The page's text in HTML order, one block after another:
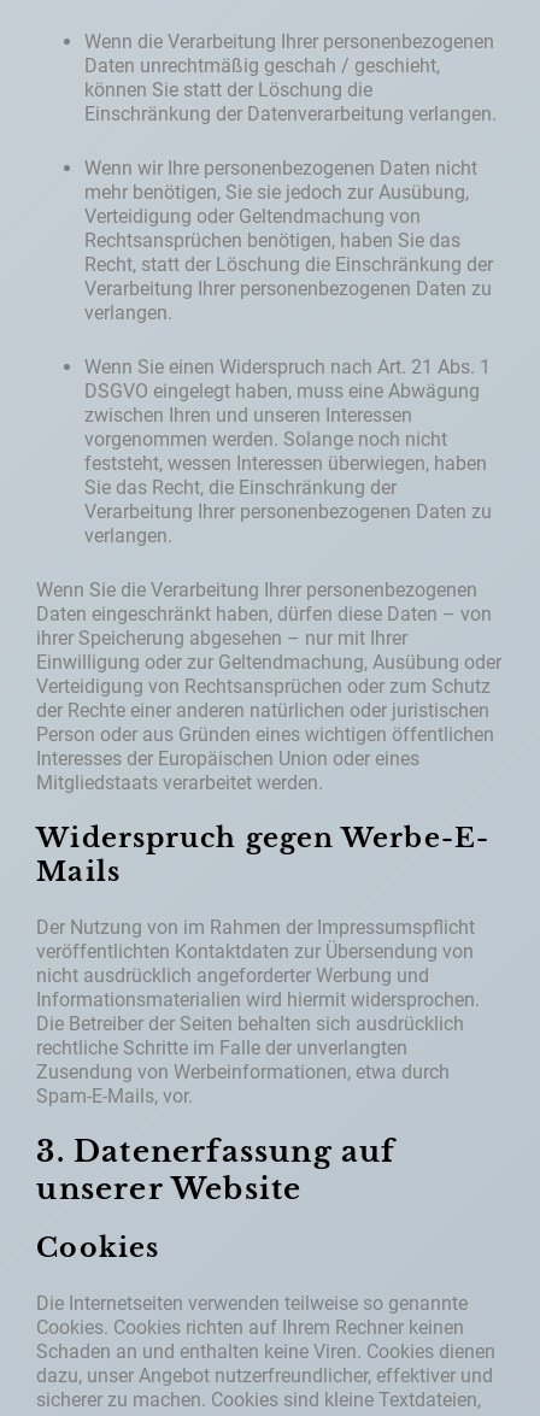
Wenn die Verarbeitung Ihrer personenbezogenen
Daten unrechtmäßig geschah / geschieht,
können Sie statt der Löschung die
Einschränkung der Datenverarbeitung verlangen.
Wenn wir Ihre personenbezogenen Daten nicht
mehr benötigen, Sie sie jedoch zur Ausübung,
Verteidigung oder Geltendmachung von
Rechtsansprüchen benötigen, haben Sie das
Recht, statt der Löschung die Einschränkung der
Verarbeitung Ihrer personenbezogenen Daten zu
verlangen.
Wenn Sie einen Widerspruch nach Art. 21 Abs. 1
DSGVO eingelegt haben, muss eine Abwägung
zwischen Ihren und unseren Interessen
vorgenommen werden. Solange noch nicht
feststeht, wessen Interessen überwiegen, haben
Sie das Recht, die Einschränkung der
Verarbeitung Ihrer personenbezogenen Daten zu
verlangen.
Wenn Sie die Verarbeitung Ihrer personenbezogenen
Daten eingeschränkt haben, dürfen diese Daten – von
ihrer Speicherung abgesehen – nur mit Ihrer
Einwilligung oder zur Geltendmachung, Ausübung oder
Verteidigung von Rechtsansprüchen oder zum Schutz
der Rechte einer anderen natürlichen oder juristischen
Person oder aus Gründen eines wichtigen öffentlichen
Interesses der Europäischen Union oder eines
Mitgliedstaats verarbeitet werden.
Widerspruch gegen Werbe-E-
Mails
Der Nutzung von im Rahmen der Impressumspflicht
veröffentlichten Kontaktdaten zur Übersendung von
nicht ausdrücklich angeforderter Werbung und
Informationsmaterialien wird hiermit widersprochen.
Die Betreiber der Seiten behalten sich ausdrücklich
rechtliche Schritte im Falle der unverlangten
Zusendung von Werbeinformationen, etwa durch
Spam-E-Mails, vor.
3. Datenerfassung auf
unserer Website
Cookies
Die Internetseiten verwenden teilweise so genannte
Cookies. Cookies richten auf Ihrem Rechner keinen
Schaden an und enthalten keine Viren. Cookies dienen
dazu, unser Angebot nutzerfreundlicher, effektiver und
sicherer zu machen. Cookies sind kleine Textdateien,